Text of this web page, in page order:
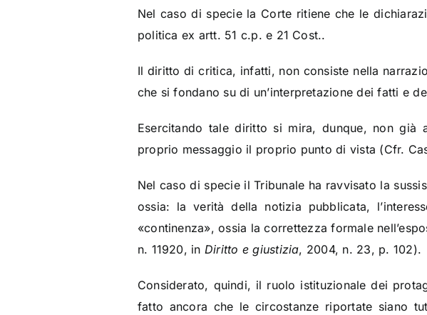
Nel caso di specie la Corte ritiene che le
politica ex artt. 51 c.p. e 21 Cost..
Il diritto di critica, infatti, non consiste nella
che si fondano su di un’interpretazione dei fatti e
Esercitando tale diritto si mira, dunque, non
proprio messaggio il proprio punto di vista (Cfr.
Nel caso di specie il Tribunale ha ravvisato la
ossia: la verità della notizia pubblicata,
«continenza», ossia la correttezza formale
n. 11920, in Diritto e giustizia, 2004, n. 23, p. 102).
Considerato, quindi, il ruolo istituzionale dei
fatto ancora che le circostanze riportate siano